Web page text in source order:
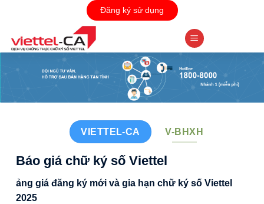
content
Đăng ký sử dụng
VIETTEL-CA V-BHXH
Báo giá chữ ký số Viettel
ảng giá đăng ký mới và gia hạn chữ ký số Viettel
2025